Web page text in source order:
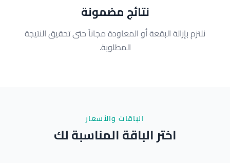
نتائج مضمونة
نلتزم بإزالة البقعة أو المعاودة مجاناً حتى تحقيق النتيجة
المطلوبة.
الباقات والأسعار
اختر الباقة المناسبة لك